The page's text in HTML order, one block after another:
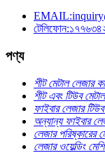
পণ্য
শীট মেটাল লেজার
শীট এবং টিউব
ফাইবার লেজার
অন্যান্য ফাইবার
লেজার পরিষ্কারের
লেজার ওয়েল্ডিং